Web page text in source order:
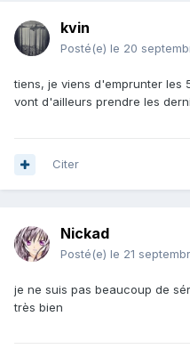
kvin
Posté(e) le 20
tiens, je viens d'emprunter les
vont d'ailleurs prendre les
Citer
Nickad
Posté(e) le 21
je ne suis pas beaucoup de
très bien